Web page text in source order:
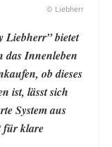
© Liebherr
Liebherr” bietet
das Innenleben
ob dieses
ist, lässt sich
System aus
für klare